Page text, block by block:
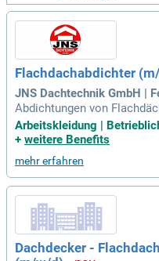
Flachdachabdichter
JNS Dachtechnik GmbH |
Abdichtungen von
ergarager; Neu- und
medämmungen und
ungsarbeiten;
Arbeitskleidung |
+ weitere Benefits
mehr erfahren
Dachdecker -